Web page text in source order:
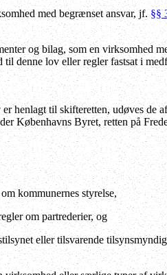
med begrænset ansvar, jf.§§
og bilag, som en virksomhed
denne lov eller regler fastsat i
henlagt til skifteretten, udøves de
Københavns Byret, retten på
kommunernes styrelse,
om partrederier, og
eller tilsvarende